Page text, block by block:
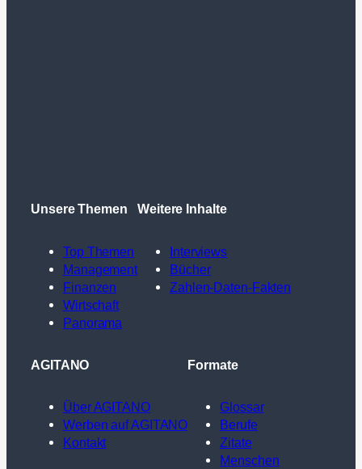
Unsere Themen
Top Themen
Management
Finanzen
Wirtschaft
Panorama
Weitere Inhalte
Interviews
Bücher
Zahlen-Daten-Fakten
AGITANO
Über AGITANO
Werben auf AGITANO
Kontakt
Formate
Glossar
Berufe
Zitate
Menschen